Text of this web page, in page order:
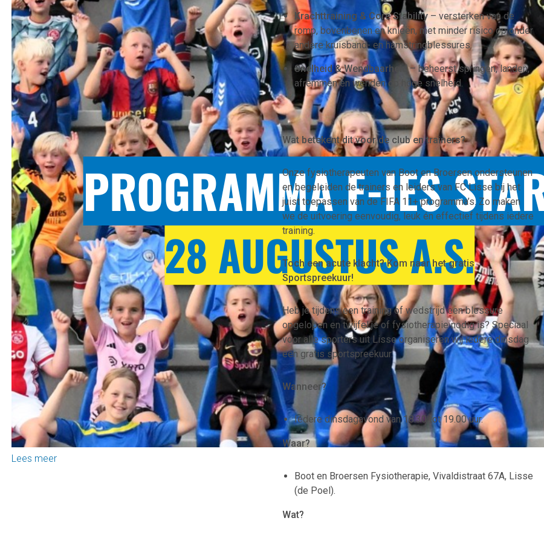
20:00
21:00
Lees meer
Krachttraining & Core Stability– versterken van de
romp, bovenbenen en knieën, met minder risico op onder
andere kruisband- en hamstringblessures.
Snelheid & Wendbaarheid– beheerst springen, landen,
afremmen en wenden op hoge snelheid.
Wat betekent dit voor de club en trainers?
Onze fysiotherapeuten van Boot en Broersen ondersteunen
en begeleiden de trainers en leiders van FC Lisse bij het
juist toepassen van de FIFA 11+ programma’s. Zo maken
we de uitvoering eenvoudig, leuk én effectief tijdens iedere
training.
Toch een acute klacht? Kom naar het gratis
Sportspreekuur!
Heb je tijdens een training of wedstrijd een blessure
opgelopen en twijfel je of fysiotherapie nodig is? Speciaal
voor alle sporters uit Lisse organiseren wij iedere dinsdag
een gratis sportspreekuur.
Wanneer?
Iedere dinsdagavond van 18.30 tot 19.00 uur.
Waar?
Boot en Broersen Fysiotherapie, Vivaldistraat 67A, Lisse
(de Poel).
Wat?